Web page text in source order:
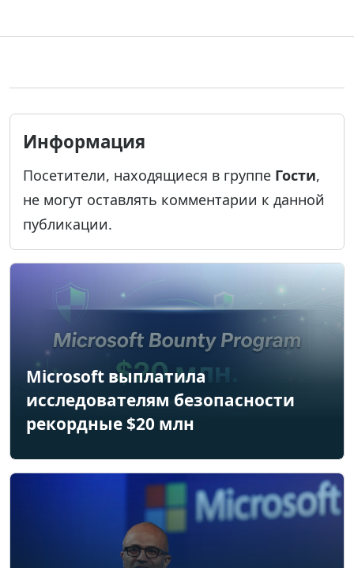
Информация
Посетители, находящиеся в группе Гости,
не могут оставлять комментарии к данной
публикации.
Microsoft выплатила
исследователям безопасности
рекордные $20 млн